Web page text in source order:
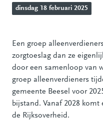
dinsdag 18 februari 2025
Een groep
zorgtoeslag dan ze
door een samenloop van
groep alleenverdieners
gemeente Beesel voor
bijstand. Vanaf 2028
de Rijksoverheid.